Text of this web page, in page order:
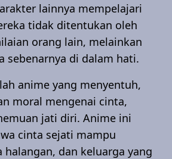
lainnya mempelajari
tidak ditentukan oleh
orang lain, melainkan
sebenarnya di dalam hati.
anime yang menyentuh,
moral mengenai cinta,
jati diri. Anime ini
cinta sejati mampu
halangan, dan keluarga yang